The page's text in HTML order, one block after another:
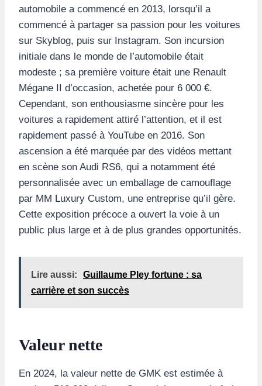
automobile a commencé en 2013, lorsqu’il a
commencé à partager sa passion pour les voitures
sur Skyblog, puis sur Instagram. Son incursion
initiale dans le monde de l’automobile était
modeste ; sa première voiture était une Renault
Mégane II d’occasion, achetée pour 6 000 €.
Cependant, son enthousiasme sincère pour les
voitures a rapidement attiré l’attention, et il est
rapidement passé à YouTube en 2016. Son
ascension a été marquée par des vidéos mettant
en scène son Audi RS6, qui a notamment été
personnalisée avec un emballage de camouflage
par MM Luxury Custom, une entreprise qu’il gère.
Cette exposition précoce a ouvert la voie à un
public plus large et à de plus grandes opportunités.
Lire aussi:
Guillaume Pley fortune : sa
carrière et son succès
Valeur nette
En 2024, la valeur nette de GMK est estimée à